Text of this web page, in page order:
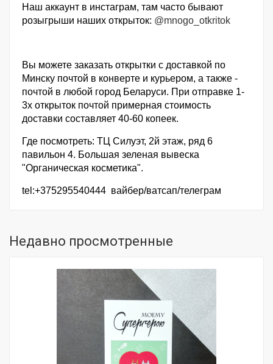
Наш аккаунт в инстаграм, там часто бывают
розыгрыши наших открыток: @mnogo_otkritok
Вы можете заказать открытки с доставкой по
Минску почтой в конверте и курьером, а также -
почтой в любой город Беларуси. При отправке 1-
3х открыток почтой примерная стоимость
доставки составляет 40-60 копеек.
Где посмотреть: ТЦ Силуэт, 2й этаж, ряд 6
павильон 4. Большая зеленая вывеска
"Органическая косметика".
tel:+375295540444 вайбер/ватсап/телеграм
Недавно просмотренные